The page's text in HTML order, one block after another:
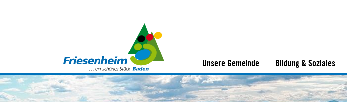
Unsere Gemeinde Bildung & Soziales